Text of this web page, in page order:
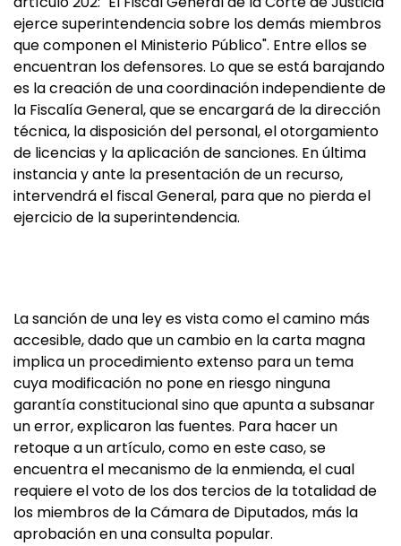
ejerce superintendencia sobre los demás miembros
que componen el Ministerio Público". Entre ellos se
encuentran los defensores. Lo que se está barajando
es la creación de una coordinación independiente de
la Fiscalía General, que se encargará de la dirección
técnica, la disposición del personal, el otorgamiento
de licencias y la aplicación de sanciones. En última
instancia y ante la presentación de un recurso,
intervendrá el fiscal General, para que no pierda el
ejercicio de la superintendencia.
La sanción de una ley es vista como el camino más
accesible, dado que un cambio en la carta magna
implica un procedimiento extenso para un tema
cuya modificación no pone en riesgo ninguna
garantía constitucional sino que apunta a subsanar
un error, explicaron las fuentes. Para hacer un
retoque a un artículo, como en este caso, se
encuentra el mecanismo de la enmienda, el cual
requiere el voto de los dos tercios de la totalidad de
los miembros de la Cámara de Diputados, más la
aprobación en una consulta popular.